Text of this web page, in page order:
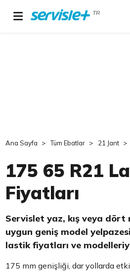
TR
Ana Sayfa Tüm Ebatlar 21 Jant
175 65 R21
Fiyatları
Servislet yaz, kış veya dört
uygun geniş model
lastik fiyatları ve
175 mm genişliği, dar yollarda